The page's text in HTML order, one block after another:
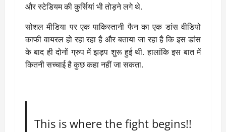
और स्टेडियम की कुर्सियां भी तोड़ने लगे थे.
सोशल मीडिया पर एक पाकिस्तानी फैन का एक डांस वीडियो
काफी वायरल हो रहा रहा है और बताया जा रहा है कि इस डांस
के बाद ही दोनों ग्रुप में झड़प शुरू हुई थी. हालांकि इस बात में
कितनी सच्चाई है कुछ कहा नहीं जा सकता.
This is where the fight begins!!